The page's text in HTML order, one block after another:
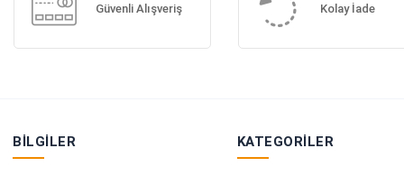
Güvenli Alışveriş Kolay İade
BILGILER KATEGORILER